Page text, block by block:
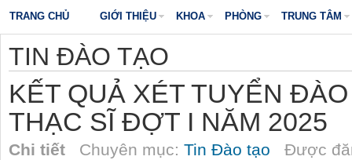
TRANG CHỦ GIỚI THIỆU KHOA PHÒNG TRUNG TÂM
TIN ĐÀO TẠO
KẾT QUẢ XÉT TUYỂN
THẠC SĨ ĐỢT I NĂM 2025
Chi tiết Chuyên mục: Tin Đào tạo Được